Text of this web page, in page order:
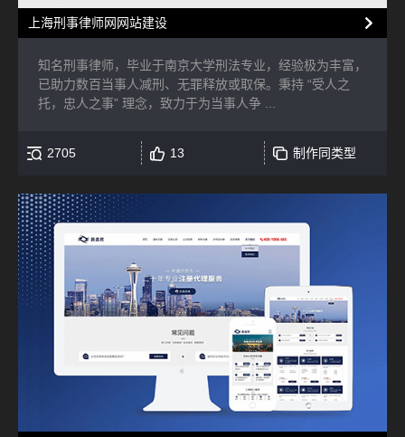
上海刑事律师网网站建设
知名刑事律师，毕业于南京大学刑法专业，经验极为丰富，
已助力数百当事人减刑、无罪释放或取保。秉持 “受人之
托，忠人之事” 理念，致力于为当事人争 ...
2705 13 制作同类型